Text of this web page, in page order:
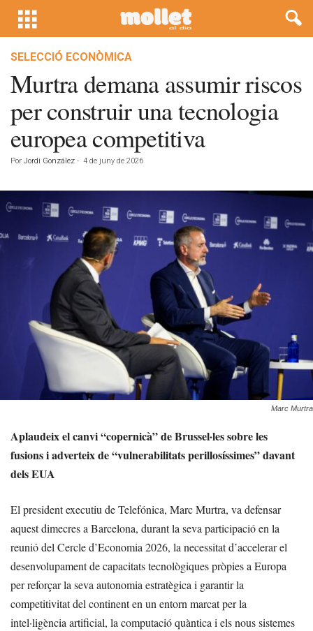
SELECCIÓ ECONÒMICA
Murtra demana assumir riscos
per construir una tecnologia
europea competitiva
Por Jordi González - 4 de juny de 2026
Marc Murtra
Aplaudeix el canvi “copernicà” de Brussel·les sobre les
fusions i adverteix de “vulnerabilitats perillosíssimes” davant
dels EUA
El president executiu de Telefónica, Marc Murtra, va defensar
aquest dimecres a Barcelona, durant la seva participació en la
reunió del Cercle d’Economia 2026, la necessitat d’accelerar el
desenvolupament de capacitats tecnològiques pròpies a Europa
per reforçar la seva autonomia estratègica i garantir la
competitivitat del continent en un entorn marcat per la
intel·ligència artificial, la computació quàntica i els nous sistemes